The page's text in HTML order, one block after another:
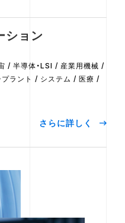
ション
/ 半導体・LSI / 産業用機械 /
プラント / システム / 医療 /
さらに詳しく